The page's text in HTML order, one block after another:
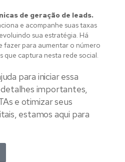
de geração de leads.
e acompanhe suas taxas
sua estratégia. Há
fazer para aumentar o número
que captura nesta rede social.
para iniciar essa
importantes,
e otimizar seus
estamos aqui para